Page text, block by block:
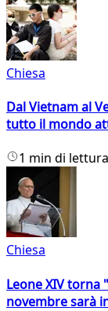
Chiesa
Dal Vietnam al
tutto il mondo
1 min di lettura
Chiesa
Leone XIV torna
novembre sarà